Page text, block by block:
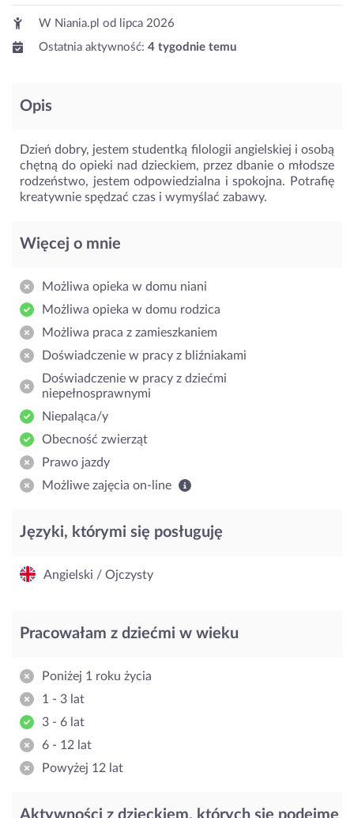
W Niania.pl od
lipca 2026
Ostatnia aktywność: 4 tygodnie temu
Opis
Dzień dobry, jestem studentką filologii angielskiej i osobą
chętną do opieki nad dzieckiem, przez dbanie o młodsze
rodzeństwo, jestem odpowiedzialna i spokojna. Potrafię
kreatywnie spędzać czas i wymyślać zabawy.
Więcej o mnie
Możliwa opieka w domu niani
Możliwa opieka w domu rodzica
Możliwa praca z zamieszkaniem
Doświadczenie w pracy z bliźniakami
Doświadczenie w pracy z dziećmi
niepełnosprawnymi
Niepaląca/y
Obecność zwierząt
Prawo jazdy
Możliwe zajęcia on-line
Języki, którymi się posługuję
Angielski / Ojczysty
Pracowałam z dziećmi w wieku
Poniżej 1 roku życia
1 - 3 lat
3 - 6 lat
6 - 12 lat
Powyżej 12 lat
Aktywności z dzieckiem, których się podejmę